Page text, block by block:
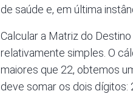
de saúde e, em última
Calcular a Matriz do
relativamente simples. O
maiores que 22, obtemos
deve somar os dois dígitos: